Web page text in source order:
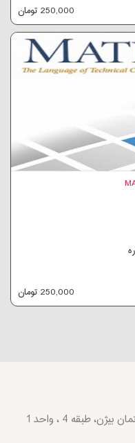
250,000 تومان
250,000 تومان
طبقه 4 ، واحد 1